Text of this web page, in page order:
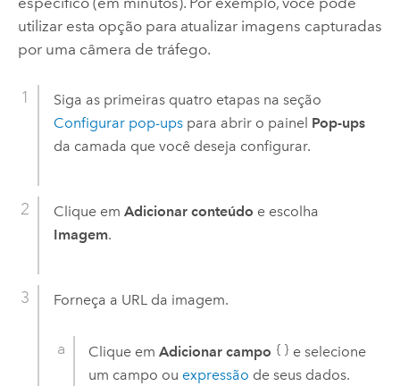
utilizar esta opção para atualizar imagens capturadas
por uma câmera de tráfego.
Siga as primeiras quatro etapas na seção
Configurar pop-upspara abrir o painel Pop-ups
da camada que você deseja configurar.
Clique em Adicionar conteúdo e escolha
Imagem.
Forneça a URL da imagem.
Clique emAdicionar campo
e selecione
um campo ou expressão de seus dados.